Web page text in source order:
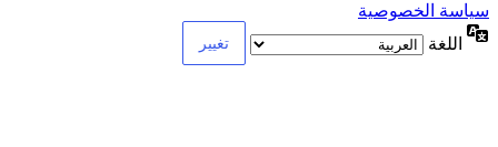
سياسة الخصوصية
اللغة